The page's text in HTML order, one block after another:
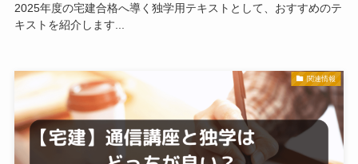
2025年度の宅建合格へ導く独学用テキストとして、おすすめのテ
キストを紹介します...
関連情報